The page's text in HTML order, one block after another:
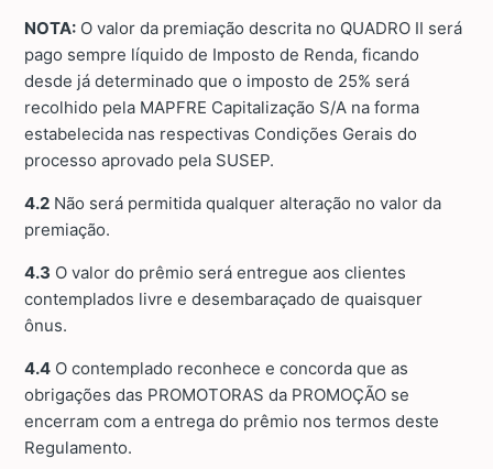
NOTA: O valor da premiação descrita no QUADRO II será
pago sempre líquido de Imposto de Renda, ficando
desde já determinado que o imposto de 25% será
recolhido pela MAPFRE Capitalização S/A na forma
estabelecida nas respectivas Condições Gerais do
processo aprovado pela SUSEP.
4.2 Não será permitida qualquer alteração no valor da
premiação.
4.3 O valor do prêmio será entregue aos clientes
contemplados livre e desembaraçado de quaisquer
ônus.
4.4 O contemplado reconhece e concorda que as
obrigações das PROMOTORAS da PROMOÇÃO se
encerram com a entrega do prêmio nos termos deste
Regulamento.